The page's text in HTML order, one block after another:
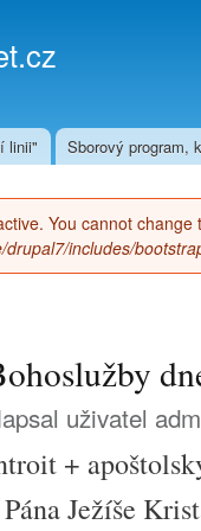
linii" Sborový program,
You cannot
includes/
uživatel
+
Ježíše